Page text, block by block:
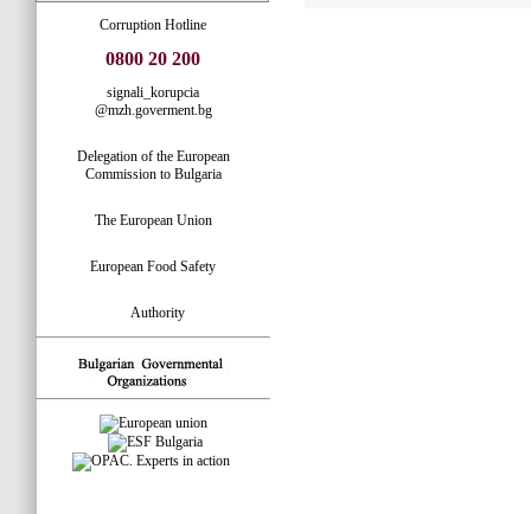
Corruption Hotline
0800 20 200
signali_korupcia
@mzh.goverment.bg
Delegation of the European
Commission to Bulgaria
The European Union
European Food Safety
Authority